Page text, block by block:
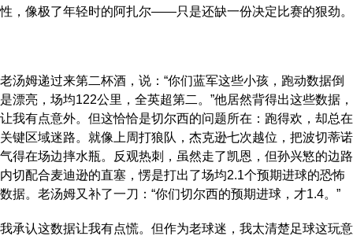
性，像极了年轻时的阿扎尔——只是还缺一份决定比赛的狠劲。
老汤姆递过来第二杯酒，说：“你们蓝军这些小孩，跑动数据倒
是漂亮，场均122公里，全英超第二。”他居然背得出这些数据，
让我有点意外。但这恰恰是切尔西的问题所在：跑得欢，却总在
关键区域迷路。就像上周打狼队，杰克逊七次越位，把波切蒂诺
气得在场边摔水瓶。反观热刺，虽然走了凯恩，但孙兴慜的边路
内切配合麦迪逊的直塞，愣是打出了场均2.1个预期进球的恐怖
数据。老汤姆又补了一刀：“你们切尔西的预期进球，才1.4。”
我承认这数据让我有点慌。但作为老球迷，我太清楚足球这玩意